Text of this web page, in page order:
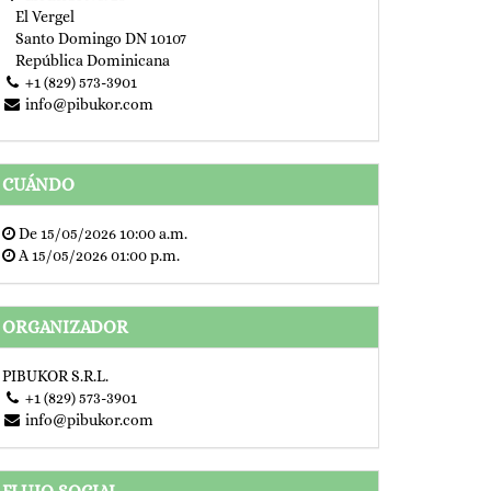
El Vergel
Santo Domingo DN 10107
República Dominicana
+1 (829) 573-3901
info@pibukor.com
CUÁNDO
De15/05/2026 10:00 a.m.
A 15/05/2026 01:00 p.m.
ORGANIZADOR
PIBUKOR S.R.L.
+1 (829) 573-3901
info@pibukor.com